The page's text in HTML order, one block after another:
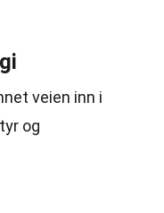
veien inn i
og